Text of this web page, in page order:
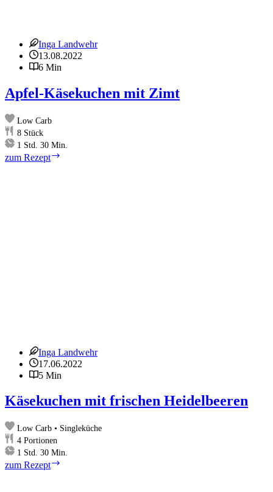
Inga Landwehr
13.08.2022
6 Min
Apfel-Käsekuchen mit Zimt
Low Carb
8 Stück
1 Stunde
Std. 30Minuten
Min.
zum Rezept
Inga Landwehr
17.06.2022
5 Min
Käsekuchen mit frischen Heidelbeeren
Low Carb • Singleküche
4 Portionen
1 Stunde
Std. 30Minuten
Min.
zum Rezept